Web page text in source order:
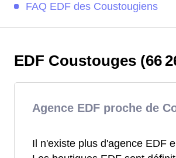
FAQ EDF des Coustougiens
EDF Coustouges (66
Agence EDF proche de
Il n'existe plus d'agence EDF